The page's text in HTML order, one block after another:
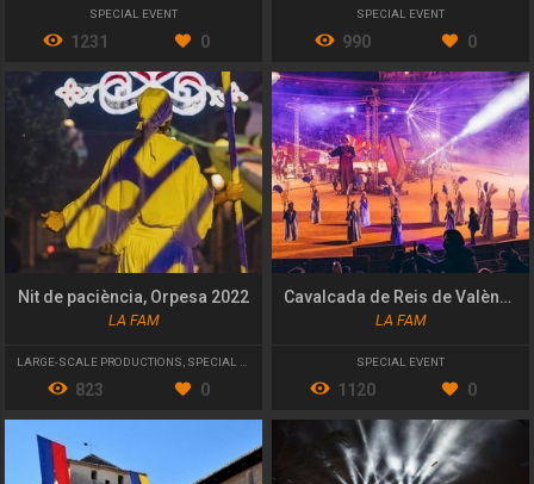
SPECIAL EVENT
1231 0
SPECIAL EVENT
990 0
Nit de paciència, Orpesa 2022
LA FAM
LARGE-SCALE PRODUCTIONS, SPECIAL EVENT
823 0
Cavalcada de Reis de València 2022
LA FAM
SPECIAL EVENT
1120 0